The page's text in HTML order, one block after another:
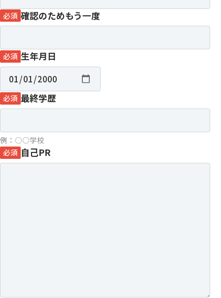
必須 確認のためもう一度
必須 生年月日
必須 最終学歴
例：○○学校
必須 自己PR